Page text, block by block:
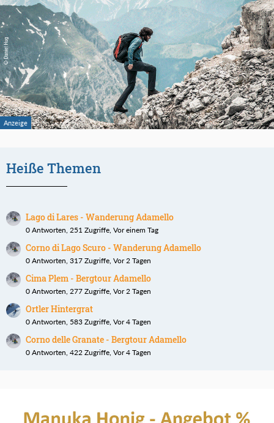
Heiße Themen
Lago di Lares - Wanderung Adamello
0 Antworten, 251 Zugriffe, Vor einem Tag
Corno di Lago Scuro - Wanderung Adamello
0 Antworten, 317 Zugriffe, Vor 2 Tagen
Cima Plem - Bergtour Adamello
0 Antworten, 277 Zugriffe, Vor 2 Tagen
Ortler Hintergrat
0 Antworten, 583 Zugriffe, Vor 4 Tagen
Corno delle Granate - Bergtour Adamello
0 Antworten, 422 Zugriffe, Vor 4 Tagen